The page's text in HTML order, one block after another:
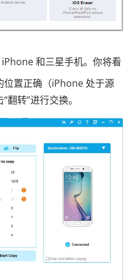
和三星手机。你将看
位置正确（iPhone 处于源
转”进行交换。